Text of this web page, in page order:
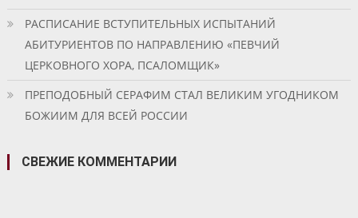
РАСПИСАНИЕ ВСТУПИТЕЛЬНЫХ ИСПЫТАНИЙ
АБИТУРИЕНТОВ ПО НАПРАВЛЕНИЮ «ПЕВЧИЙ
ЦЕРКОВНОГО ХОРА, ПСАЛОМЩИК»
ПРЕПОДОБНЫЙ СЕРАФИМ СТАЛ ВЕЛИКИМ УГОДНИКОМ
БОЖИИМ ДЛЯ ВСЕЙ РОССИИ
СВЕЖИЕ КОММЕНТАРИИ